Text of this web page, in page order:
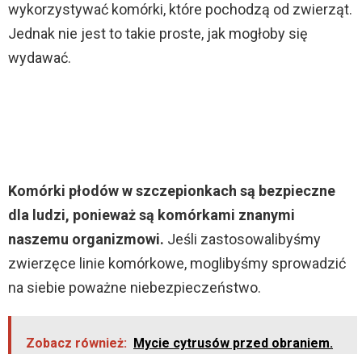
wykorzystywać komórki, które pochodzą od zwierząt.
Jednak nie jest to takie proste, jak mogłoby się
wydawać.
Komórki płodów w szczepionkach są bezpieczne
dla ludzi, ponieważ są komórkami znanymi
naszemu organizmowi. Jeśli zastosowalibyśmy
zwierzęce linie komórkowe, moglibyśmy sprowadzić
na siebie poważne niebezpieczeństwo.
Zobacz również:
Mycie cytrusów przed obraniem.